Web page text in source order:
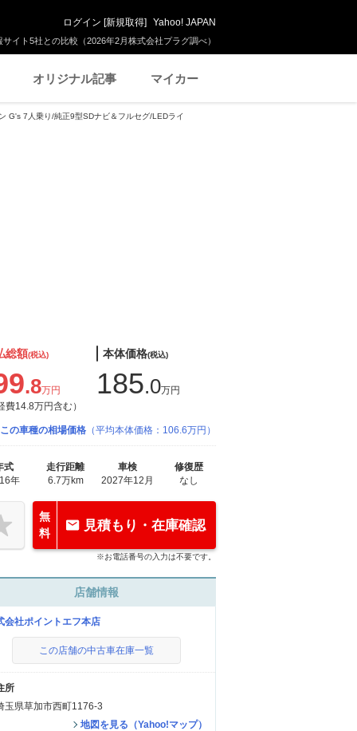
イト5社との比較（2026年2月株式会社プラグ調べ）
ログイン [新規取得] Yahoo! JAPAN
オリジナル記事 マイカー
G's 7人乗り/純正9型SDナビ＆フルセグ/LEDライ
総額(税込)
.8万円
費14.8万円含む）
本体価格(税込)
185.0万円
この車種の相場価格 （平均本体価格：106.6万円）
式
年
走行距離
6.7万km
車検
2027年12月
修復歴
なし
無
料
見積もり・在庫確認
※お電話番号の入力は不要です。
店舗情報
会社ポイントエフ本店
この店舗の中古車在庫一覧
所
玉県草加市西町1176-3
地図を見る（Yahoo!マップ）